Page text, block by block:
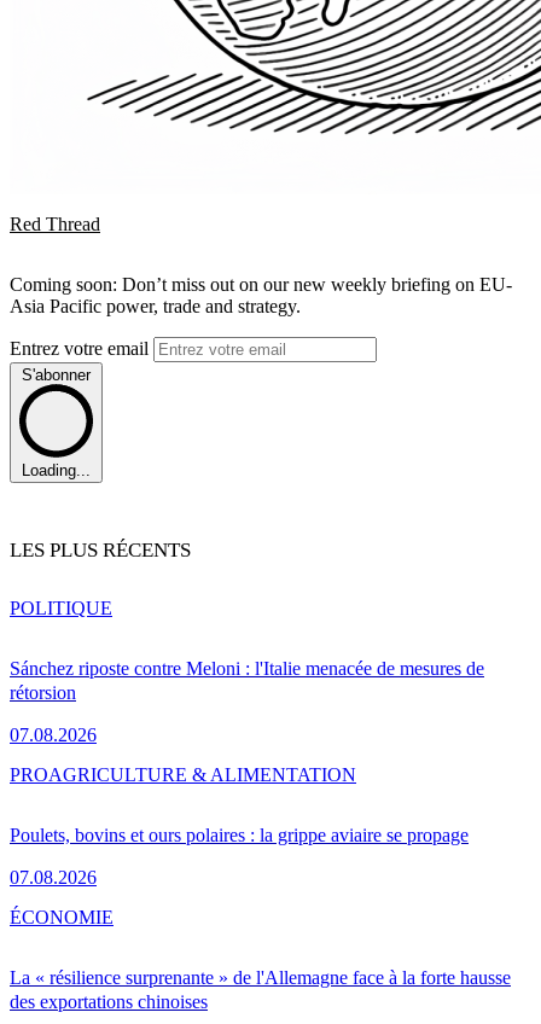
Red Thread
Coming soon: Don’t miss out on our new weekly briefing on EU-
Asia Pacific power, trade and strategy.
Entrez votre email
S'abonner
Loading...
LES PLUS RÉCENTS
Sánchez riposte contre Meloni : l'Italie menacée de mesures de
rétorsion
07.08.2026
POLITIQUE
Poulets, bovins et ours polaires : la grippe aviaire se propage
07.08.2026
PROAGRICULTURE & ALIMENTATION
La « résilience surprenante » de l'Allemagne face à la forte hausse
des exportations chinoises
ÉCONOMIE